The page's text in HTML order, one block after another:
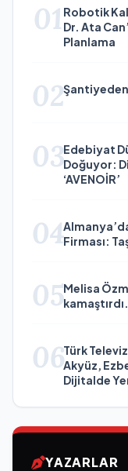
01 Robotik
Dr. Ata
Planlama
02
03Edebiyat
Doğuyor:
‘AVENOİR’
04Firması:
05Melisa
kamaştırdı.
06Türk
Akyüz,
Dijitalde
YAZARLAR